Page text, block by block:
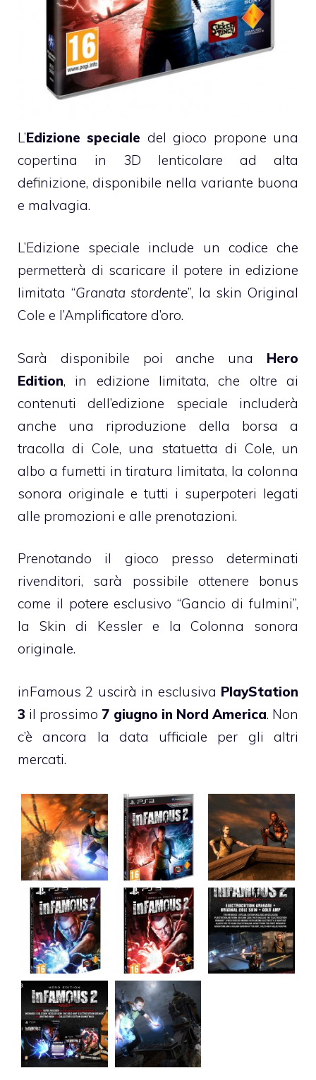
L’Edizione speciale del gioco propone una
copertina in 3D lenticolare ad alta
definizione, disponibile nella variante buona
e malvagia.
L’Edizione speciale include un codice che
permetterà di scaricare il potere in edizione
limitata “Granata stordente”, la skin Original
Cole e l’Amplificatore d’oro.
Sarà disponibile poi anche una Hero
Edition, in edizione limitata, che oltre ai
contenuti dell’edizione speciale includerà
anche una riproduzione della borsa a
tracolla di Cole, una statuetta di Cole, un
albo a fumetti in tiratura limitata, la colonna
sonora originale e tutti i superpoteri legati
alle promozioni e alle prenotazioni.
Prenotando il gioco presso determinati
rivenditori, sarà possibile ottenere bonus
come il potere esclusivo “Gancio di fulmini”,
la Skin di Kessler e la Colonna sonora
originale.
inFamous 2 uscirà in esclusiva PlayStation
3 il prossimo 7 giugno in Nord America. Non
c’è ancora la data ufficiale per gli altri
mercati.